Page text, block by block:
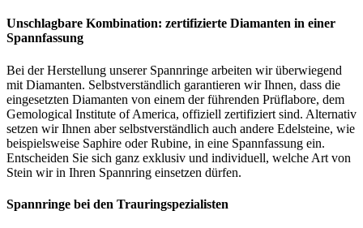
Unschlagbare Kombination: zertifizierte Diamanten in einer
Spannfassung
Bei der Herstellung unserer Spannringe arbeiten wir überwiegend
mit Diamanten. Selbstverständlich garantieren wir Ihnen, dass die
eingesetzten Diamanten von einem der führenden Prüflabore, dem
Gemological Institute of America, offiziell zertifiziert sind. Alternativ
setzen wir Ihnen aber selbstverständlich auch andere Edelsteine, wie
beispielsweise Saphire oder Rubine, in eine Spannfassung ein.
Entscheiden Sie sich ganz exklusiv und individuell, welche Art von
Stein wir in Ihren Spannring einsetzen dürfen.
Spannringe bei den Trauringspezialisten